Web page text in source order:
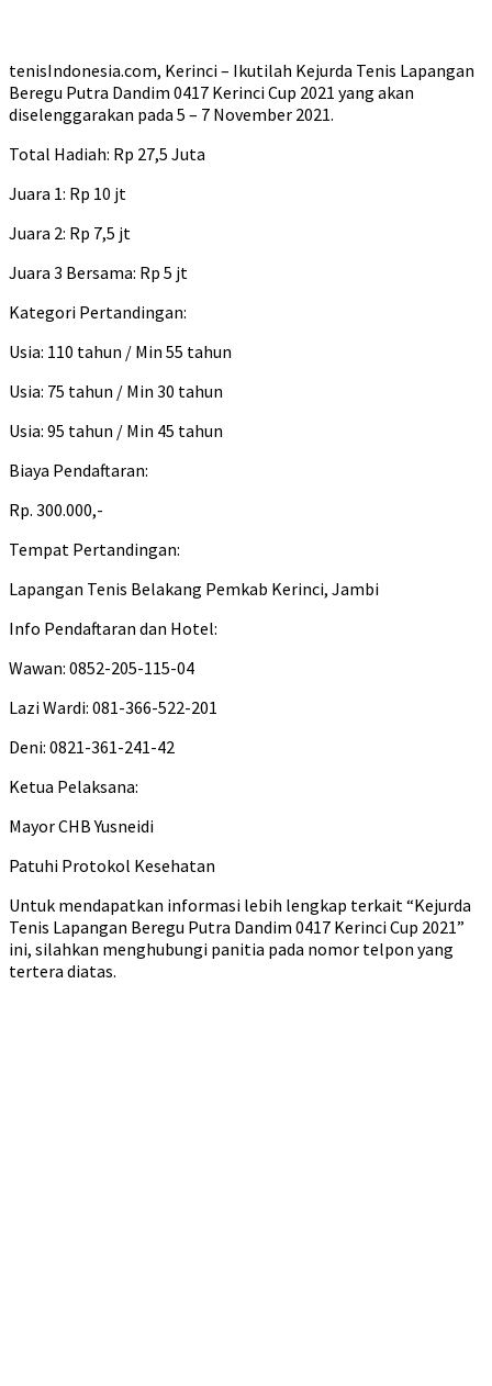
tenisIndonesia.com, Kerinci – Ikutilah Kejurda Tenis Lapangan
Beregu Putra Dandim 0417 Kerinci Cup 2021 yang akan
diselenggarakan pada 5 – 7 November 2021.
Total Hadiah: Rp 27,5 Juta
Juara 1: Rp 10 jt
Juara 2: Rp 7,5 jt
Juara 3 Bersama: Rp 5 jt
Kategori Pertandingan:
Usia: 110 tahun / Min 55 tahun
Usia: 75 tahun / Min 30 tahun
Usia: 95 tahun / Min 45 tahun
Biaya Pendaftaran:
Rp. 300.000,-
Tempat Pertandingan:
Lapangan Tenis Belakang Pemkab Kerinci, Jambi
Info Pendaftaran dan Hotel:
Wawan: 0852-205-115-04
Lazi Wardi: 081-366-522-201
Deni: 0821-361-241-42
Ketua Pelaksana:
Mayor CHB Yusneidi
Patuhi Protokol Kesehatan
Untuk mendapatkan informasi lebih lengkap terkait “Kejurda
Tenis Lapangan Beregu Putra Dandim 0417 Kerinci Cup 2021”
ini, silahkan menghubungi panitia pada nomor telpon yang
tertera diatas.